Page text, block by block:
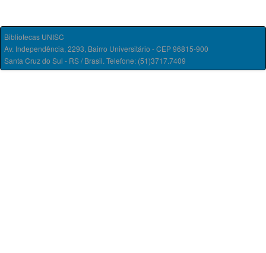
Bibliotecas UNISC
Av. Independência, 2293, Bairro Universitário - CEP 96815-900
Santa Cruz do Sul - RS / Brasil. Telefone: (51)3717.7409